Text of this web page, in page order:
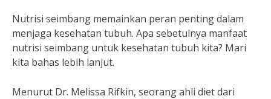
Nutrisi seimbang memainkan peran penting dalam
menjaga kesehatan tubuh. Apa sebetulnya manfaat
nutrisi seimbang untuk kesehatan tubuh kita? Mari
kita bahas lebih lanjut.
Menurut Dr. Melissa Rifkin, seorang ahli diet dari